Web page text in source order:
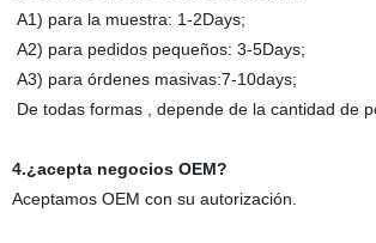
A1) para la muestra: 1-2Days;
A2) para pedidos pequeños: 3-5Days;
A3) para órdenes masivas:7-10days;
De todas formas , depende de la cantidad de
4.¿acepta negocios OEM?
Aceptamos OEM con su autorización.